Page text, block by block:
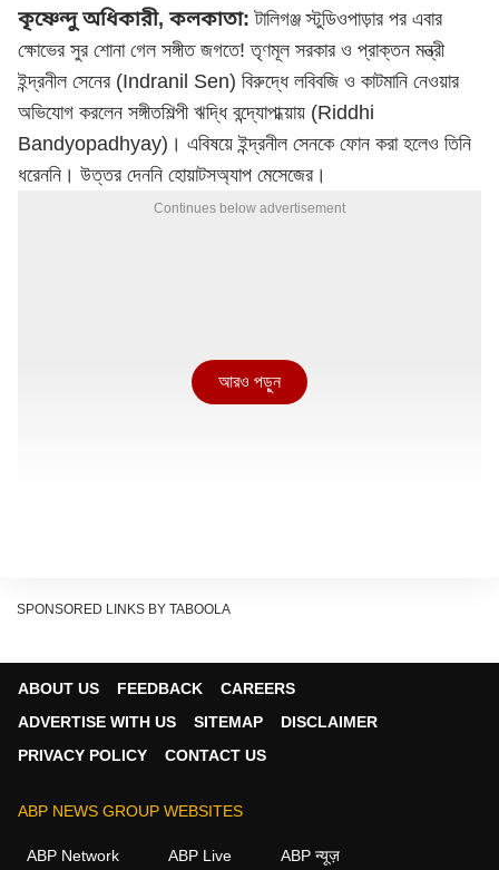
কৃষ্ণেন্দু অধিকারী, কলকাতা:টালিগঞ্জ স্টুডিওপাড়ার পর এবার
ক্ষোভের সুর শোনা গেল সঙ্গীত জগতে! তৃণমূল সরকার ও প্রাক্তন মন্ত্রী
ইন্দ্রনীল সেনের (Indranil Sen) বিরুদ্ধে লবিবজি ও কাটমানি নেওয়ার
অভিযোগ করলেন সঙ্গীতশিল্পী ঋদ্ধি বন্দ্যোপাধ্য়ায় (Riddhi
Bandyopadhyay)। এবিষয়ে ইন্দ্রনীল সেনকে ফোন করা হলেও তিনি
ধরেননি। উত্তর দেননি হোয়াটসঅ্যাপ মেসেজের।
Continues below advertisement
টালিগঞ্জের স্টুডিওপাড়ার পর এবার বেসুরো হয়ে উঠল সুরের জগৎ! তৃণমূল
এবার সঙ্গীত জগতেও উঠল কাটমানি নেওয়ার অভিযোগ! লবিবাজি ও
সিন্ডিকেটরাজের মতো চাঞ্চল্যকর অভিযোগ করলেন প্রাক্তন মন্ত্রী ও শিল্পী
আরও পড়ুন
SPONSORED LINKS BY TABOOLA
ABOUT US FEEDBACK
CAREERS
ADVERTISE WITH US
SITEMAP
DISCLAIMER
PRIVACY POLICY
CONTACT US
ABP NEWS GROUP WEBSITES
ABP Network ABP Live ABP न्यूज़